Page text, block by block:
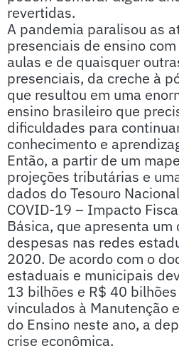
revertidas.
A pandemia paralisou as
presenciais de ensino
aulas e de quaisquer
presenciais, da creche à
que resultou em uma
ensino brasileiro que
dificuldades para
conhecimento e
Então, a partir de um
projeções tributárias e
dados do Tesouro
COVID-19 – Impacto
Básica, que apresenta
despesas nas redes
2020. De acordo com o
estaduais e municipais
13 bilhões e R$ 40
vinculados à Manutenção
do Ensino neste ano, a
crise econômica.